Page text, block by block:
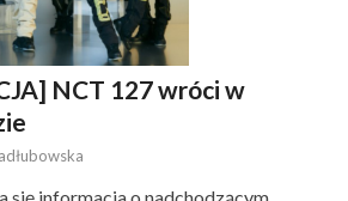
NCT 127 wróci w